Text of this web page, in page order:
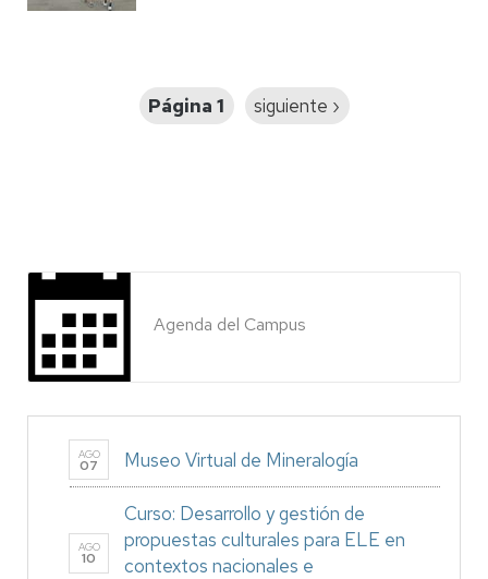
Página 1
Siguiente
siguiente ›
Agenda del Campus
AGO
07 Museo Virtual de Mineralogía
AGO
10
Curso: Desarrollo y gestión de
propuestas culturales para ELE en
contextos nacionales e